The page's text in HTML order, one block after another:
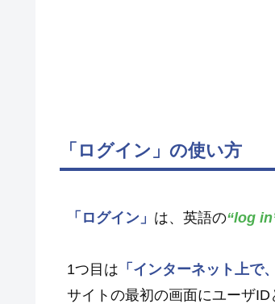
「ログイン」の使い方
「ログイン」 は、英語の“log
1つ目は 「インターネット上で
サイトの最初の画面にユーザ